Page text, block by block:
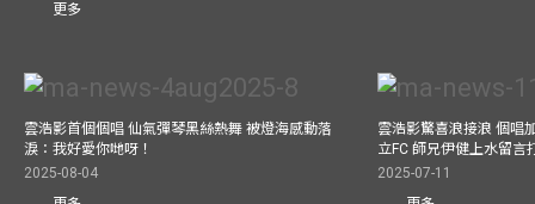
更多
雲浩影首個個唱 仙氣彈琴黑絲熱舞 被燈海感動落
淚：我好愛你哋呀！
2025-08-04
雲浩影驚喜浪接浪 個唱
立FC 師兄伊健上水留言
2025-07-11